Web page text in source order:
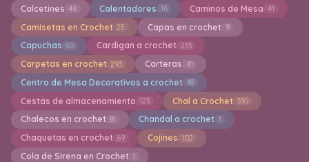
Calcetines 46 Calentadores 16 Caminos de Mesa 41
Camisetas en Crochet 25 Capas en crochet 9
Capuchas 50 Cardigan a crochet 233
Carpetas en crochet 293 Carteras 41
Centro de Mesa Decorativos a crochet 48
Cestas de almacenamiento 123 Chal a Crochet 330
Chalecos en crochet 81 Chandal a crochet 1
Chaquetas en crochet 69 Cojines 102
Cola de Sirena en Crochet 1